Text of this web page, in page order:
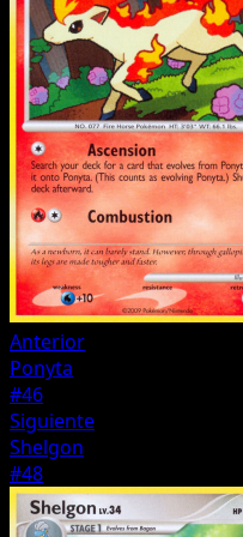
Anterior
Ponyta
#46
Siguiente
Shelgon
#48